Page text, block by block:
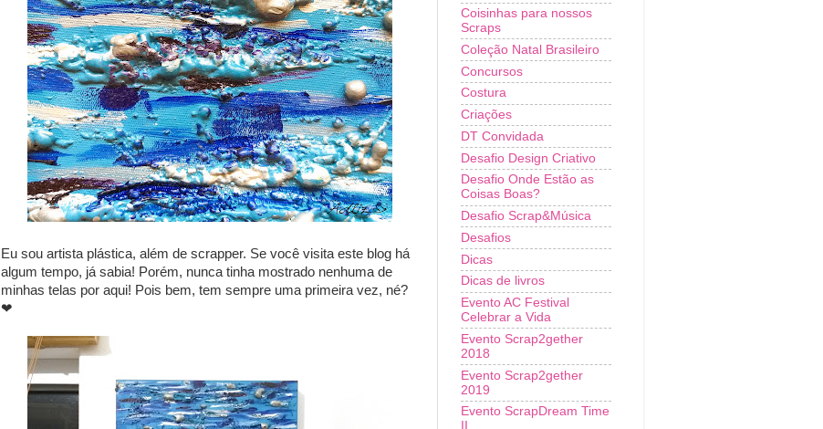
Eu sou artista plástica, além de scrapper. Se você visita este blog há
algum tempo, já sabia! Porém, nunca tinha mostrado nenhuma de
minhas telas por aqui! Pois bem, tem sempre uma primeira vez, né?
❤
Coisinhas para nossos
Scraps
Coleção Natal Brasileiro
Concursos
Costura
Criações
DT Convidada
Desafio Design Criativo
Desafio Onde Estão as
Coisas Boas?
Desafio Scrap&Música
Desafios
Dicas
Dicas de livros
Evento AC Festival
Celebrar a Vida
Evento Scrap2gether
2018
Evento Scrap2gether
2019
Evento ScrapDream Time